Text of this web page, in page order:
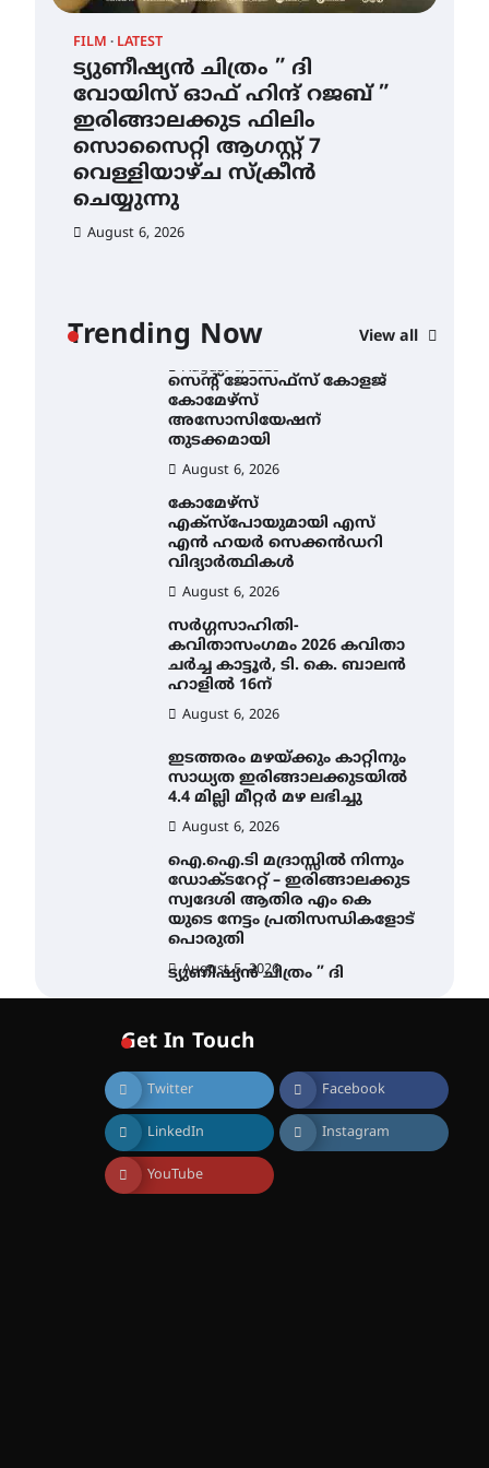
FILM LATEST
ട്യുണീഷ്യൻ ചിത്രം ” ദി
വോയിസ് ഓഫ് ഹിന്ദ് റജബ് ”
ഇരിങ്ങാലക്കുട ഫിലിം
സൊസൈറ്റി ആഗസ്റ്റ് 7
വെള്ളിയാഴ്ച സ്‌ക്രീൻ
ചെയ്യുന്നു
August 6, 2026
Trending Now View all
4.4 മില്ലി മീറ്റർ മഴ ലഭിച്ചു
August 6, 2026
ഐ.ഐ.ടി മദ്രാസ്സിൽ നിന്നും
ഡോക്ടറേറ്റ് – ഇരിങ്ങാലക്കുട
സ്വദേശി ആതിര എം കെ
യുടെ നേട്ടം പ്രതിസന്ധികളോട്
പൊരുതി
August 5, 2026
ട്യുണീഷ്യൻ ചിത്രം ” ദി
ചെയ്യുന്നു
August 6, 2026
സെന്റ് ജോസഫ്സ് കോളജ്
കോമേഴ്‌സ്
അസോസിയേഷന്
തുടക്കമായി
August 6, 2026
കോമേഴ്സ്
എക്സ്പോയുമായി എസ്
എൻ ഹയർ സെക്കൻഡറി
വിദ്യാർത്ഥികൾ
August 6, 2026
സർഗ്ഗസാഹിതി-
കവിതാസംഗമം 2026 കവിതാ
ചർച്ച കാട്ടൂർ, ടി. കെ. ബാലൻ
ഹാളിൽ 16ന്
August 6, 2026
ഇടത്തരം മഴയ്ക്കും കാറ്റിനും
സാധ്യത ഇരിങ്ങാലക്കുടയിൽ
4.4 മില്ലി മീറ്റർ മഴ ലഭിച്ചു
August 6, 2026
ഐ.ഐ.ടി മദ്രാസ്സിൽ നിന്നും
ഡോക്ടറേറ്റ് – ഇരിങ്ങാലക്കുട
സ്വദേശി ആതിര എം കെ
യുടെ നേട്ടം പ്രതിസന്ധികളോട്
പൊരുതി
August 5, 2026
ട്യുണീഷ്യൻ ചിത്രം ” ദി
സൊസൈറ്റി ആഗസ്റ്റ് 7
വെള്ളിയാഴ്ച സ്‌ക്രീൻ
ചെയ്യുന്നു
August 6, 2026
സെന്റ് ജോസഫ്സ് കോളജ്
കോമേഴ്‌സ്
അസോസിയേഷന്
തുടക്കമായി
Get In Touch
Twitter Facebook
LinkedIn Instagram
YouTube